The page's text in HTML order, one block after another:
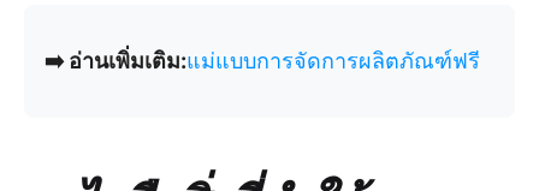
➡️ อ่านเพิ่มเติม:แม่แบบการจัดการผลิตภัณฑ์ฟรี